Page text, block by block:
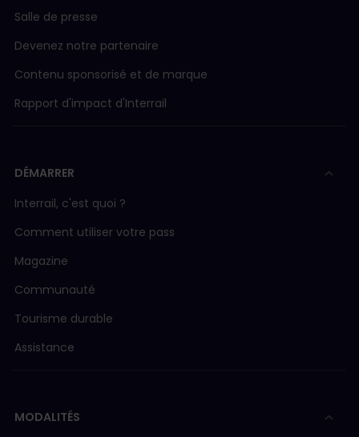
Salle de presse
Devenez notre partenaire
Contenu sponsorisé et de marque
Rapport d'impact d'Interrail
DÉMARRER
Interrail, c'est quoi ?
Comment utiliser votre pass
Magazine
Communauté
Tourisme durable
Assistance
MODALITÉS